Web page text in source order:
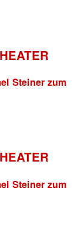
Steiner zum
Steiner zum